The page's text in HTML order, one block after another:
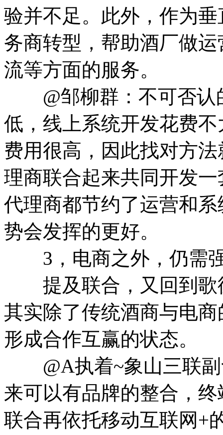
验并不足。此外，作为
务商转型，帮助酒厂做
流等方面的服务。
@邹柳群：不可否认
低，线上系统开发花费
费用很高，因此找对方
理商联合起来共同开发
代理商都节约了运营和
势会发挥的更好。
3，电商之外，仍需
提及联合，又回到歌
其实除了传统酒商与电
形成合作互赢的状态。
@A执着~象山三联副
来可以有品牌的整合，
联合再依托移动互联网+